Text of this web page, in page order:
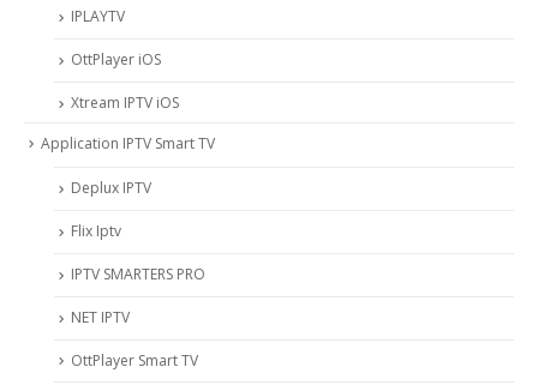
IPLAYTV
OttPlayer iOS
Xtream IPTV iOS
Application IPTV Smart TV
Deplux IPTV
Flix Iptv
IPTV SMARTERS PRO
NET IPTV
OttPlayer Smart TV